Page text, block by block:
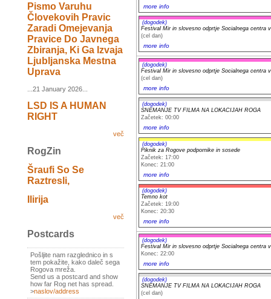
Pismo Varuhu
Človekovih Pravic
Zaradi Omejevanja
Pravice Do Javnega
Zbiranja, Ki Ga Izvaja
Ljubljanska Mestna
Uprava
...21 January 2026...
LSD IS A HUMAN
RIGHT
več
RogZin
Šraufi So Se
Raztresli,
Ilirija
več
Postcards
Pošljite nam razglednico in s
tem pokažite, kako daleč sega
Rogova mreža.
Send us a postcard and show
how far Rog net has spread.
>naslov/address
more info
(dogodek)
Festival Mir in slovesno odprtje Socialnega centra
(cel dan)
more info
(dogodek)
Festival Mir in slovesno odprtje Socialnega centra
(cel dan)
more info
(dogodek)
SNEMANJE TV FILMA NA LOKACIJAH ROGA
Začetek: 00:00
more info
(dogodek)
Piknik za Rogove podpornike in sosede
Začetek: 17:00
Konec: 21:00
more info
(dogodek)
Temno kot
Začetek: 19:00
Konec: 20:30
more info
(dogodek)
Festival Mir in slovesno odprtje Socialnega centra
Konec: 22:00
more info
(dogodek)
SNEMANJE TV FILMA NA LOKACIJAH ROGA
(cel dan)